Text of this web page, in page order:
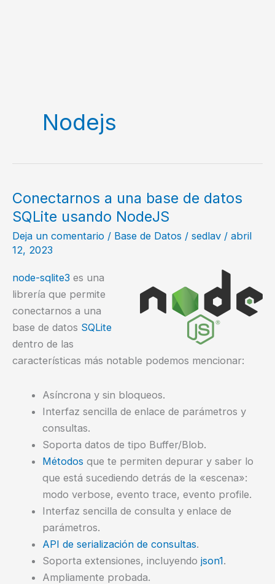
Nodejs
Conectarnos a una base de datos
SQLite usando NodeJS
Deja un comentario / Base de Datos / sedlav / abril
12, 2023
node-sqlite3 es una
librería que permite
conectarnos a una
base de datos SQLite
dentro de las
características más notable podemos mencionar:
Asíncrona y sin bloqueos.
Interfaz sencilla de enlace de parámetros y
consultas.
Soporta datos de tipo Buffer/Blob.
Métodos que te permiten depurar y saber lo
que está sucediendo detrás de la «escena»:
modo verbose, evento trace, evento profile.
Interfaz sencilla de consulta y enlace de
parámetros.
API de serialización de consultas.
Soporta extensiones, incluyendojson1.
Ampliamente probada.